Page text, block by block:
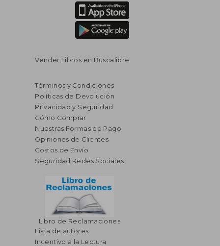
Vender Libros en Buscalibre
Términos y Condiciones
Políticas de Devolución
Privacidad y Seguridad
Cómo Comprar
Nuestras Formas de Pago
Opiniones de Clientes
Costos de Envío
Seguridad Redes Sociales
Libro de Reclamaciones
Lista de autores
Incentivo a la Lectura